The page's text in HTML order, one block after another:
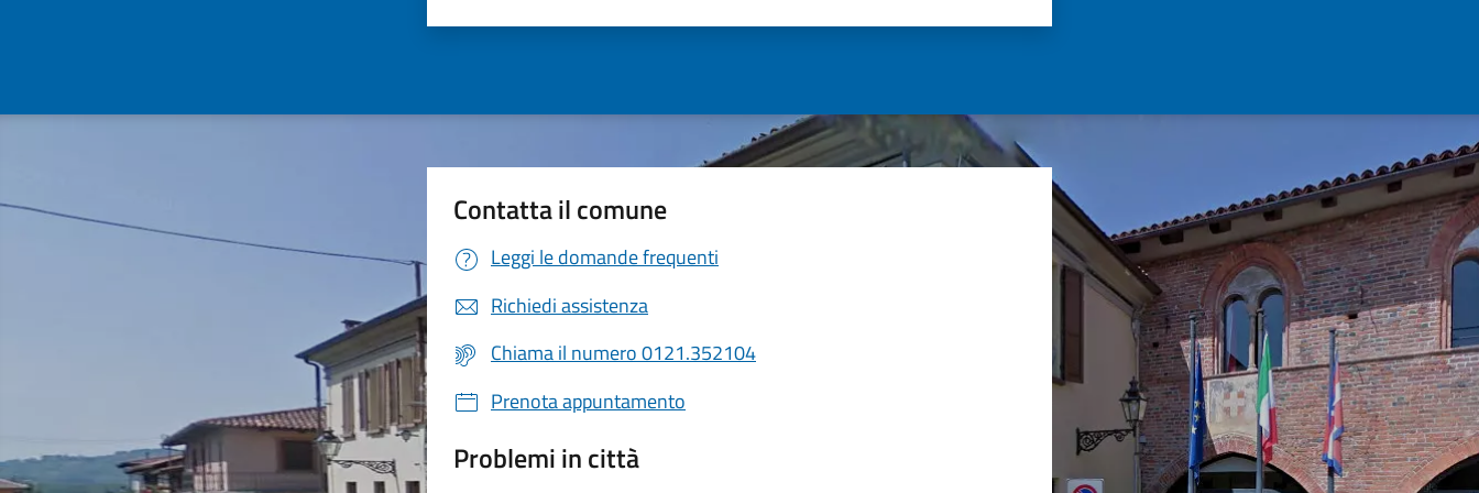
Contatta il comune
Leggi le domande frequenti
Richiedi assistenza
Chiama il numero 0121.352104
Prenota appuntamento
Problemi in città